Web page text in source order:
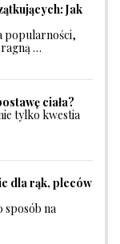
Jak
popularności,
…
ciała?
tylko kwestia
dla rąk, pleców
sposób na